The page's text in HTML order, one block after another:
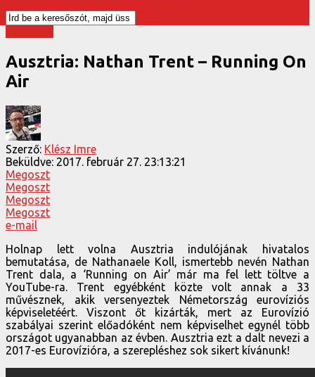
Ausztria: Nathan Trent – Running On
Air
Szerző: Klész Imre
Beküldve: 2017. február 27. 23:13:21
Megoszt
Megoszt
Megoszt
Megoszt
e-mail
Holnap lett volna Ausztria indulójának hivatalos
bemutatása, de Nathanaele Koll, ismertebb nevén Nathan
Trent dala, a ‘Running on Air’ már ma fel lett töltve a
YouTube-ra. Trent egyébként közte volt annak a 33
művésznek, akik versenyeztek Németország eurovíziós
képviseletéért. Viszont őt kizárták, mert az Eurovízió
szabályai szerint előadóként nem képviselhet egynél több
országot ugyanabban az évben. Ausztria ezt a dalt nevezi a
2017-es Eurovízióra, a szerepléshez sok sikert kívánunk!